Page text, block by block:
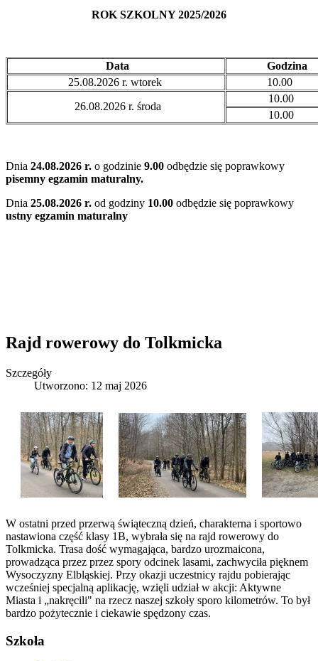
ROK SZKOLNY 2025/2026
Data
Godzina
25.08.2026 r. wtorek
10.00
26.08.2026 r. środa
10.00
10.00
Dnia 24.08.2026 r. o godzinie 9.00 odbędzie się poprawkowy
pisemny egzamin maturalny.
Dnia 25.08.2026 r. od godziny 10.00 odbędzie się poprawkowy
ustny egzamin maturalny
Rajd rowerowy do Tolkmicka
Szczegóły
Utworzono: 12 maj 2026
W ostatni przed przerwą świąteczną dzień, charakterna i sportowo
nastawiona część klasy 1B, wybrała się na rajd rowerowy do
Tolkmicka. Trasa dość wymagająca, bardzo urozmaicona,
prowadząca przez przez spory odcinek lasami, zachwyciła pięknem
Wysoczyzny Elbląskiej. Przy okazji uczestnicy rajdu pobierając
wcześniej specjalną aplikację, wzięli udział w akcji: Aktywne
Miasta i „nakręcili" na rzecz naszej szkoły sporo kilometrów. To był
bardzo pożytecznie i ciekawie spędzony czas.
Szkoła